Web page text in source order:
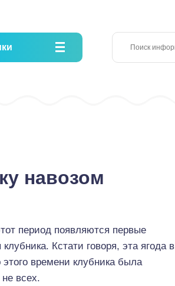
навозом
период появляются первые
Кстати говоря, эта ягода в
времени клубника была
всех.